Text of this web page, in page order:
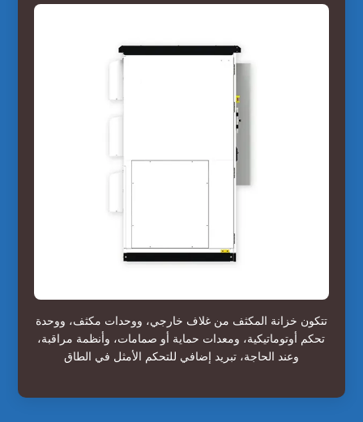
تتكون خزانة المكثف من غلاف خارجي، ووحدات مكثف، ووحدة
تحكم أوتوماتيكية، ومعدات حماية أو صمامات، وأنظمة مراقبة،
وعند الحاجة، تبريد إضافي للتحكم الأمثل في الطاق